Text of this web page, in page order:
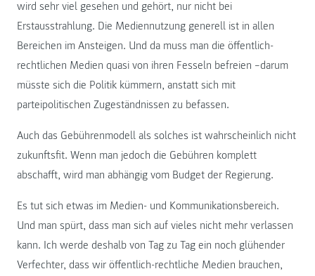
wird sehr viel gesehen und gehört, nur nicht bei
Erstausstrahlung. Die Mediennutzung generell ist in allen
Bereichen im Ansteigen. Und da muss man die öffentlich-
rechtlichen Medien quasi von ihren Fesseln befreien –darum
müsste sich die Politik kümmern, anstatt sich mit
parteipolitischen Zugeständnissen zu befassen.
Auch das Gebührenmodell als solches ist wahrscheinlich nicht
zukunftsfit. Wenn man jedoch die Gebühren komplett
abschafft, wird man abhängig vom Budget der Regierung.
Es tut sich etwas im Medien- und Kommunikationsbereich.
Und man spürt, dass man sich auf vieles nicht mehr verlassen
kann. Ich werde deshalb von Tag zu Tag ein noch glühender
Verfechter, dass wir öffentlich-rechtliche Medien brauchen,